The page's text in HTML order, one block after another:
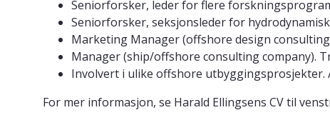
Seniorforsker, leder for flere
Seniorforsker, seksjonsleder for
Marketing Manager (offshore design
Manager (ship/offshore consulting company).
Involvert i ulike offshore utbyggingsprosjekter.
For mer informasjon, se Harald Ellingsens CV til